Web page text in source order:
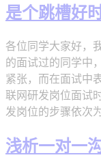
是个跳槽好时
各位同学大家好，
的面试过的同学中
紧张，而在面试中
联网研发岗位面试
发岗位的步骤依次
浅析一对一